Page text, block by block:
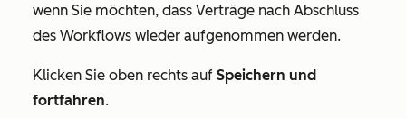
wenn Sie möchten, dass Verträge nach Abschluss
des Workflows wieder aufgenommen werden.
Klicken Sie oben rechts auf Speichern und
fortfahren.